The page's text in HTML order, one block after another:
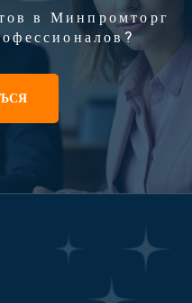
в Минпромторг